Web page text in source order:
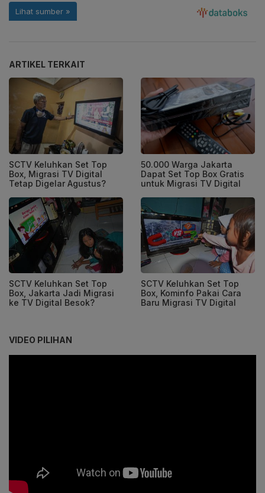
ARTIKEL TERKAIT
SCTV Keluhkan Set Top
Box, Migrasi TV Digital
Tetap Digelar Agustus?
50.000 Warga Jakarta
Dapat Set Top Box Gratis
untuk Migrasi TV Digital
SCTV Keluhkan Set Top
Box, Jakarta Jadi Migrasi
ke TV Digital Besok?
SCTV Keluhkan Set Top
Box, Kominfo Pakai Cara
Baru Migrasi TV Digital
VIDEO PILIHAN